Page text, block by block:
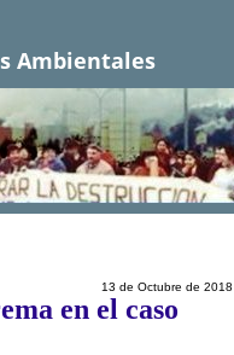
Ambientales
13 de Octubre de 2018
en el caso